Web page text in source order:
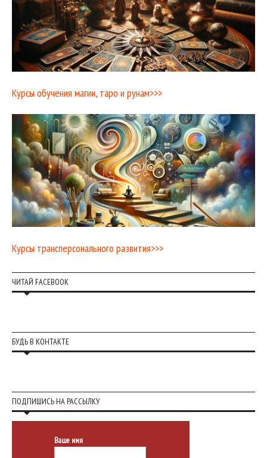
Курсы обучения магии, таро и рунам>>>
Курсы трансперсонального развития>>>
ЧИТАЙ FACEBOOK
БУДЬ В КОНТАКТЕ
ПОДПИШИСЬ НА РАССЫЛКУ
Ваше имя